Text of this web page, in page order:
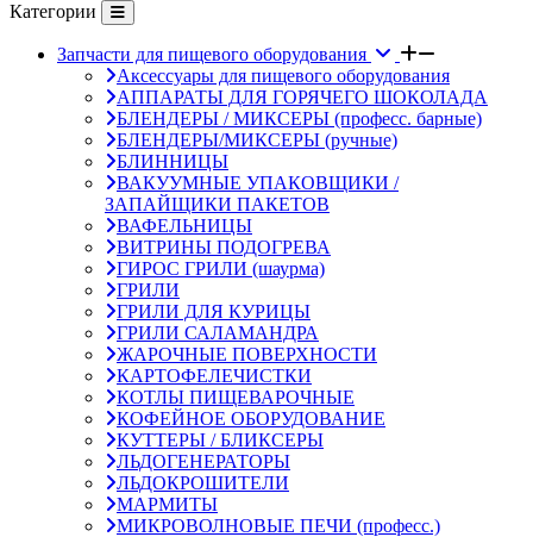
Категории
Запчасти для пищевого оборудования
Аксессуары для пищевого оборудования
АППАРАТЫ ДЛЯ ГОРЯЧЕГО ШОКОЛАДА
БЛЕНДЕРЫ / МИКСЕРЫ (професс. барные)
БЛЕНДЕРЫ/МИКСЕРЫ (ручные)
БЛИННИЦЫ
ВАКУУМНЫЕ УПАКОВЩИКИ /
ЗАПАЙЩИКИ ПАКЕТОВ
ВАФЕЛЬНИЦЫ
ВИТРИНЫ ПОДОГРЕВА
ГИРОС ГРИЛИ (шаурма)
ГРИЛИ
ГРИЛИ ДЛЯ КУРИЦЫ
ГРИЛИ САЛАМАНДРА
ЖАРОЧНЫЕ ПОВЕРХНОСТИ
КАРТОФЕЛЕЧИСТКИ
КОТЛЫ ПИЩЕВАРОЧНЫЕ
КОФЕЙНОЕ ОБОРУДОВАНИЕ
КУТТЕРЫ / БЛИКСЕРЫ
ЛЬДОГЕНЕРАТОРЫ
ЛЬДОКРОШИТЕЛИ
МАРМИТЫ
МИКРОВОЛНОВЫЕ ПЕЧИ (професс.)